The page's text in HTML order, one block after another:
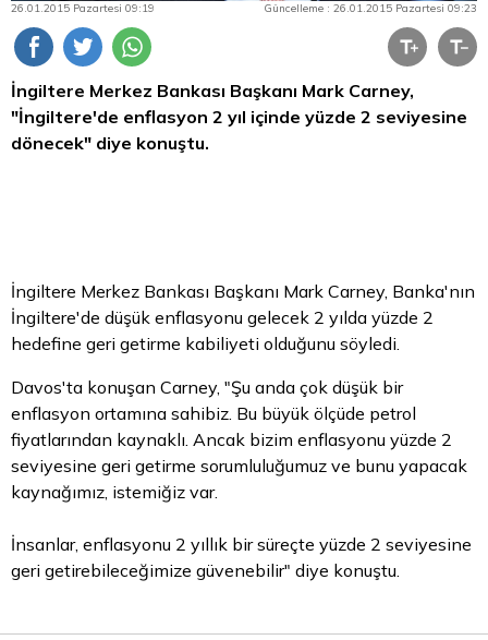
26.01.2015 Pazartesi 09:19 Güncelleme : 26.01.2015 Pazartesi 09:23
İngiltere Merkez Bankası Başkanı Mark Carney,
"İngiltere'de enflasyon 2 yıl içinde yüzde 2 seviyesine
dönecek" diye konuştu.
İngiltere Merkez Bankası Başkanı Mark Carney, Banka'nın
İngiltere'de düşük enflasyonu gelecek 2 yılda yüzde 2
hedefine geri getirme kabiliyeti olduğunu söyledi.
Davos'ta konuşan Carney, "Şu anda çok düşük bir
enflasyon ortamına sahibiz. Bu büyük ölçüde petrol
fiyatlarından kaynaklı. Ancak bizim enflasyonu yüzde 2
seviyesine geri getirme sorumluluğumuz ve bunu yapacak
kaynağımız, istemiğiz var.
İnsanlar, enflasyonu 2 yıllık bir süreçte yüzde 2 seviyesine
geri getirebileceğimize güvenebilir" diye konuştu.